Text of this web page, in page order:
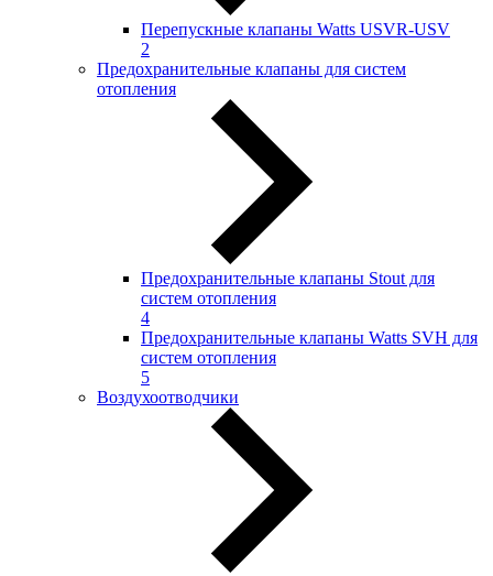
Перепускные клапаны Watts USVR-USV
2
Предохранительные клапаны для систем
отопления
Предохранительные клапаны Stout для
систем отопления
4
Предохранительные клапаны Watts SVH для
систем отопления
5
Воздухоотводчики